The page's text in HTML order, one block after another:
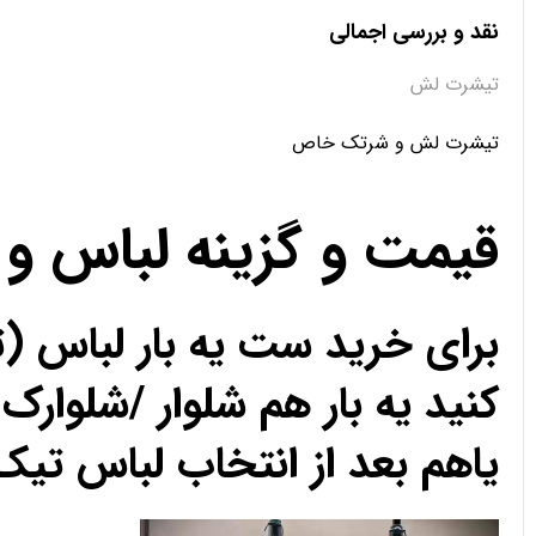
نقد و بررسی اجمالی
تیشرت لش
تیشرت لش و شرتک خاص
قیمت و گزینه لباس
برای خرید ست یه بار
کنید یه بار هم شلوار /
یاهم بعد از انتخاب لباس